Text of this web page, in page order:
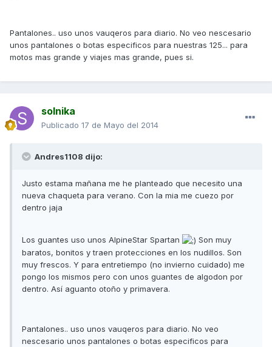
Pantalones.. uso unos vauqeros para diario. No veo nescesario
unos pantalones o botas especificos para nuestras 125... para
motos mas grande y viajes mas grande, pues si.
solnika
Publicado 17 de Mayo del 2014
Andres1108 dijo:
Justo estama mañana me he planteado que necesito una
nueva chaqueta para verano. Con la mia me cuezo por
dentro jaja
Los guantes uso unos AlpineStar Spartan
Son muy
baratos, bonitos y traen protecciones en los nudillos. Son
muy frescos. Y para entretiempo (no invierno cuidado) me
pongo los mismos pero con unos guantes de algodon por
dentro. Así aguanto otoño y primavera.
Pantalones.. uso unos vauqeros para diario. No veo
nescesario unos pantalones o botas especificos para